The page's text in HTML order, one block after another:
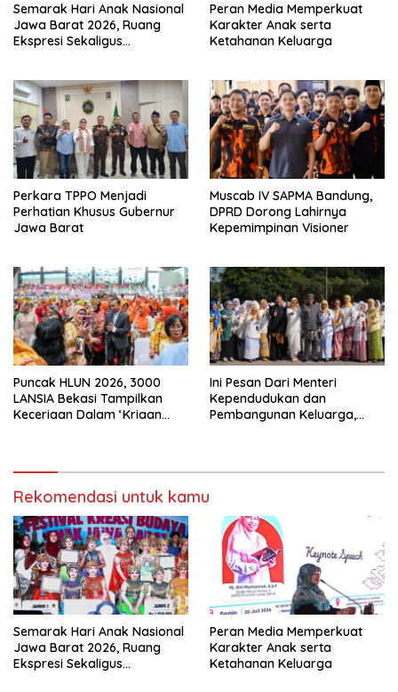
Semarak Hari Anak Nasional
Jawa Barat 2026, Ruang
Ekspresi Sekaligus
Peran Media Memperkuat
Karakter Anak serta
Ketahanan Keluarga
Perkara TPPO Menjadi
Perhatian Khusus Gubernur
Jawa Barat
Muscab IV SAPMA Bandung,
DPRD Dorong Lahirnya
Kepemimpinan Visioner
Puncak HLUN 2026, 3000
LANSIA Bekasi Tampilkan
Keceriaan Dalam ‘Kriaan
Ini Pesan Dari Menteri
Kependudukan dan
Pembangunan Keluarga,
Rekomendasi untuk kamu
Semarak Hari Anak Nasional
Jawa Barat 2026, Ruang
Ekspresi Sekaligus
Peran Media Memperkuat
Karakter Anak serta
Ketahanan Keluarga